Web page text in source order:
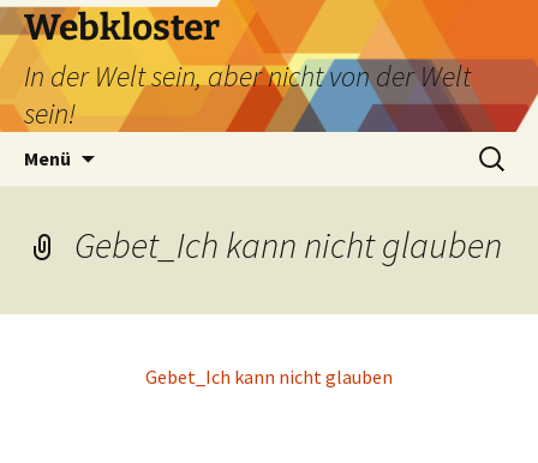
Webkloster
In der Welt sein, aber nicht von der Welt
sein!
Menü
Suchen
nach:
Gebet_Ich kann nicht glauben
Gebet_Ich kann nicht glauben